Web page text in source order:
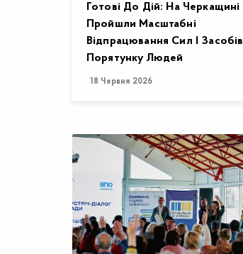
Готові До Дій: На Черкащині
Пройшли Масштабні
Відпрацювання Сил І Засобів
Порятунку Людей
18 Червня 2026